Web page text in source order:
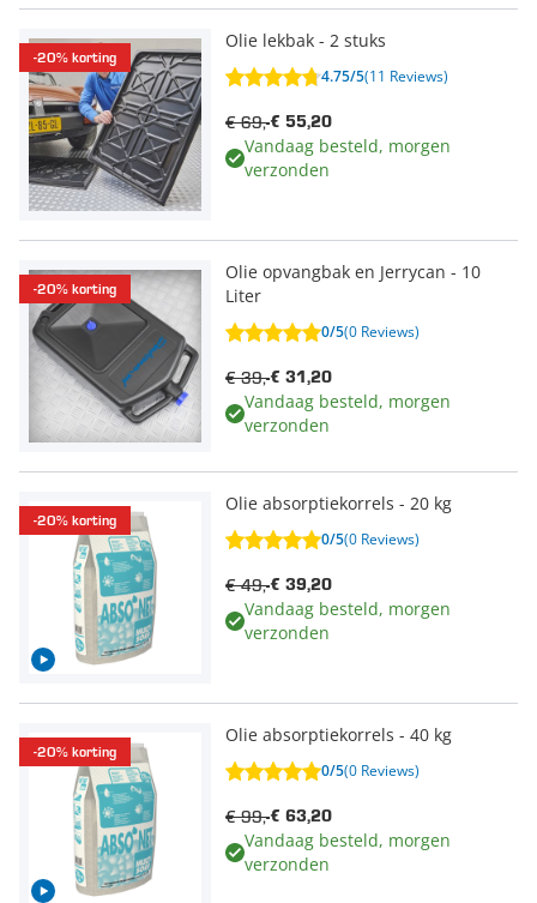
-20% korting
Olie lekbak - 2 stuks
4.75/5(11 Reviews)
€ 55,20
€ 69,-
Vandaag besteld, morgen
verzonden
-20% korting
Olie opvangbak en Jerrycan - 10
Liter
0/5(0 Reviews)
€ 31,20
€ 39,-
Vandaag besteld, morgen
verzonden
-20% korting
Olie absorptiekorrels - 20 kg
0/5(0 Reviews)
€ 39,20
€ 49,-
Vandaag besteld, morgen
verzonden
-20% korting
Olie absorptiekorrels - 40 kg
0/5(0 Reviews)
€ 63,20
€ 99,-
Vandaag besteld, morgen
verzonden